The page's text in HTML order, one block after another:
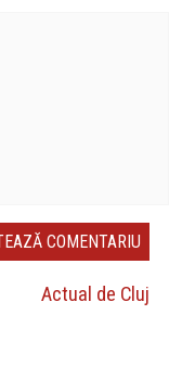
Actual de Cluj